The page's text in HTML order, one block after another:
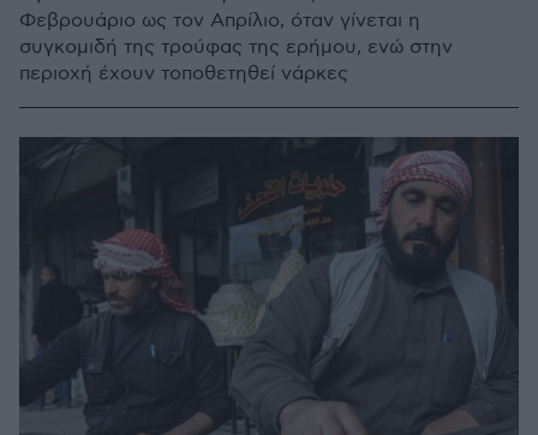
Φεβρουάριο ως τον Απρίλιο, όταν γίνεται η
συγκομιδή της τρούφας της ερήμου, ενώ στην
περιοχή έχουν τοποθετηθεί νάρκες